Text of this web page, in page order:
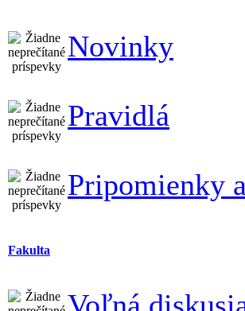
Novinky
Pravidlá
Pripomienky
Fakulta